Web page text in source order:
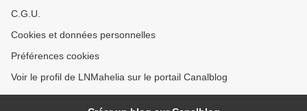
C.G.U.
Cookies et données personnelles
Préférences cookies
Voir le profil de LNMahelia sur le portail Canalblog